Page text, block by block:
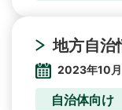
地方自治
2023年10
自治体向け